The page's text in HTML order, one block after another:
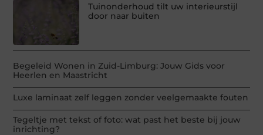
Tuinonderhoud tilt uw interieurstijl
door naar buiten
Begeleid Wonen in Zuid-Limburg: Jouw Gids voor
Heerlen en Maastricht
Luxe laminaat zelf leggen zonder veelgemaakte fouten
Tegeltje met tekst of foto: wat past het beste bij jouw
inrichting?